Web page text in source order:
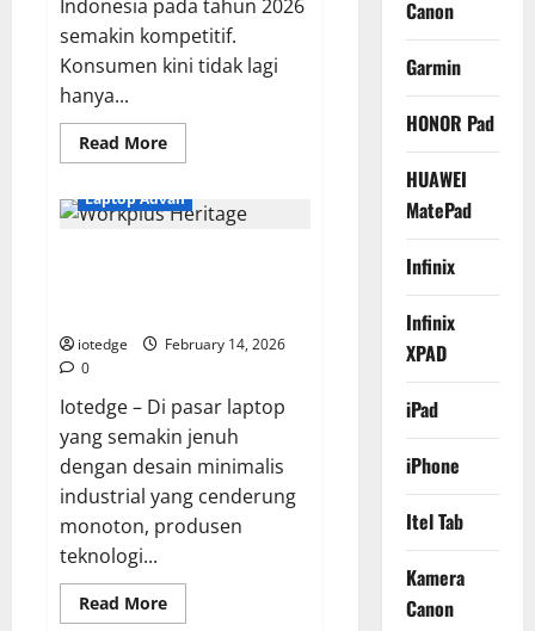
Indonesia pada tahun 2026
semakin kompetitif.
Konsumen kini tidak lagi
hanya...
Read MoreRead
more
ZTE
Blade
Baterai
Laptop Advan
iotedge
February 14, 2026
0
Iotedge – Di pasar laptop
yang semakin jenuh
dengan desain minimalis
industrial yang cenderung
monoton, produsen
teknologi...
Read MoreRead
more
Canon
Garmin
HONOR Pad
HUAWEI
MatePad
Infinix
Infinix
XPAD
iPad
iPhone
Itel Tab
Kamera
Canon